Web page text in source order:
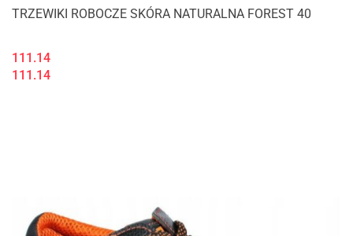
TRZEWIKI ROBOCZE SKÓRA NATURALNA FOREST 40
111.14
111.14